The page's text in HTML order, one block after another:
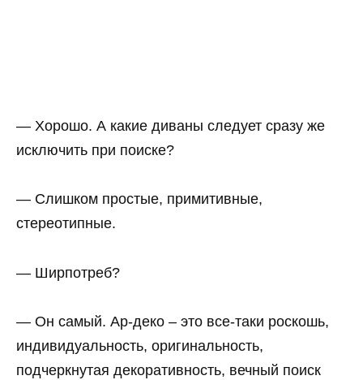
— Хорошо. А какие диваны следует сразу же
исключить при поиске?
— Слишком простые, примитивные,
стереотипные.
— Ширпотреб?
— Он самый. Ар-деко – это все-таки роскошь,
индивидуальность, оригинальность,
подчеркнутая декоративность, вечный поиск